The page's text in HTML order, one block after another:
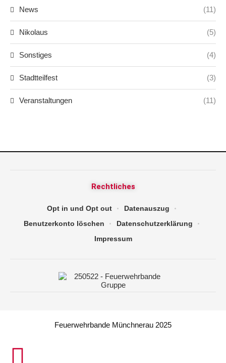
News (11)
Nikolaus (5)
Sonstiges (4)
Stadtteilfest (3)
Veranstaltungen (11)
Rechtliches
Opt in und Opt out
Datenauszug
Benutzerkonto löschen
Datenschutzerklärung
Impressum
Feuerwehrbande Münchnerau 2025